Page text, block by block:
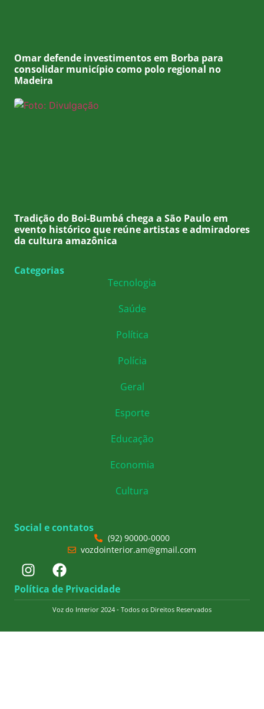
Omar defende investimentos em Borba para
consolidar município como polo regional no
Madeira
Tradição do Boi-Bumbá chega a São Paulo em
evento histórico que reúne artistas e admiradores
da cultura amazônica
Categorias
Tecnologia
Saúde
Política
Polícia
Geral
Esporte
Educação
Economia
Cultura
Social e contatos
(92) 90000-0000
vozdointerior.am@gmail.com
Política de Privacidade
Voz do Interior 2024 - Todos os Direitos Reservados